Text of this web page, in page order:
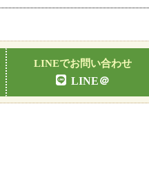
LINEでお問い合わせ
LINE＠